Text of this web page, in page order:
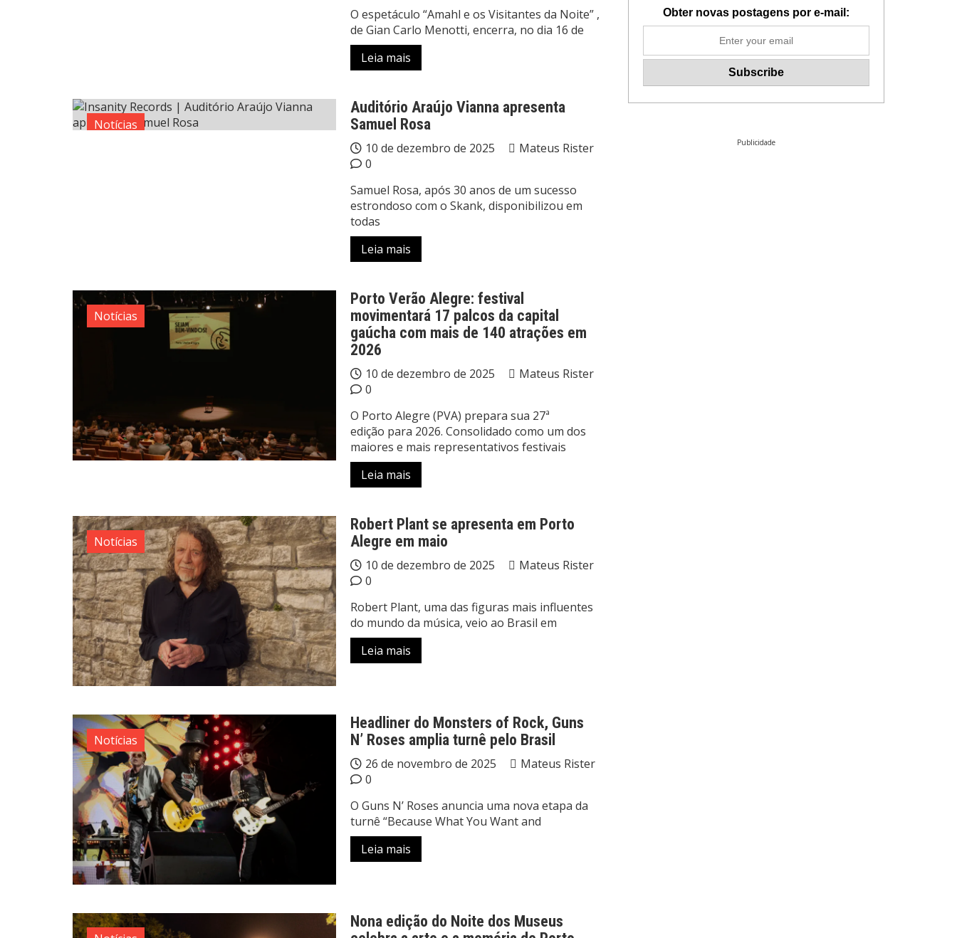
O espetáculo “Amahl e os Visitantes da Noite” ,
de Gian Carlo Menotti, encerra, no dia 16 de
Leia mais
Notícias
Auditório Araújo Vianna apresenta
Samuel Rosa
10 de dezembro de 2025
Mateus Rister
0
Samuel Rosa, após 30 anos de um sucesso
estrondoso com o Skank, disponibilizou em
todas
Leia mais
Notícias
Porto Verão Alegre: festival
movimentará 17 palcos da capital
gaúcha com mais de 140 atrações em
2026
10 de dezembro de 2025
Mateus Rister
0
O Porto Alegre (PVA) prepara sua 27⁠ª
edição para 2026. Consolidado como um dos
maiores e mais representativos festivais
Leia mais
Notícias
Robert Plant se apresenta em Porto
Alegre em maio
10 de dezembro de 2025
Mateus Rister
0
Robert Plant, uma das figuras mais influentes
do mundo da música, veio ao Brasil em
Leia mais
Notícias
Headliner do Monsters of Rock, Guns
N’ Roses amplia turnê pelo Brasil
26 de novembro de 2025
Mateus Rister
0
O Guns N’ Roses anuncia uma nova etapa da
turnê “Because What You Want and
Leia mais
Nona edição do Noite dos Museus
Obter novas postagens por e-mail:
Publicidade